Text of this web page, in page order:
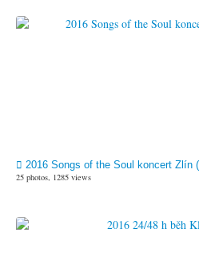
2016 Songs of the Soul koncert Zlín
25 photos, 1285 views